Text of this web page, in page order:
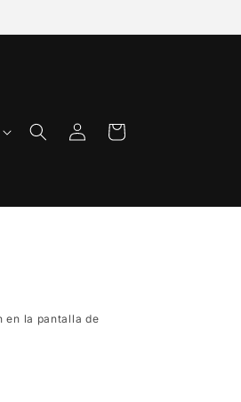
Iniciar
sesión
Carrito
en la pantalla de